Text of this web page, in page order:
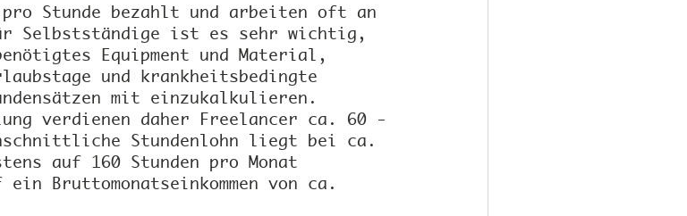
pro Stunde bezahlt und arbeiten oft an
Selbstständige ist es sehr wichtig,
Equipment und Material,
und krankheitsbedingte
mit einzukalkulieren.
verdienen daher Freelancer ca. 60 -
Stundenlohn liegt bei ca.
auf 160 Stunden pro Monat
Bruttomonatseinkommen von ca.